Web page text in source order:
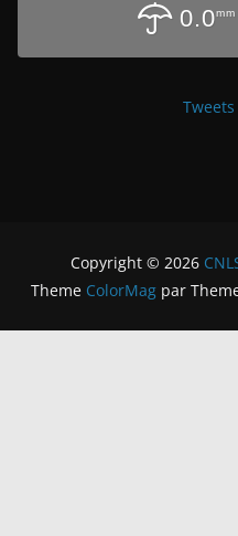
0.0mm
Tweets
Copyright © 2026
Theme ColorMagpar